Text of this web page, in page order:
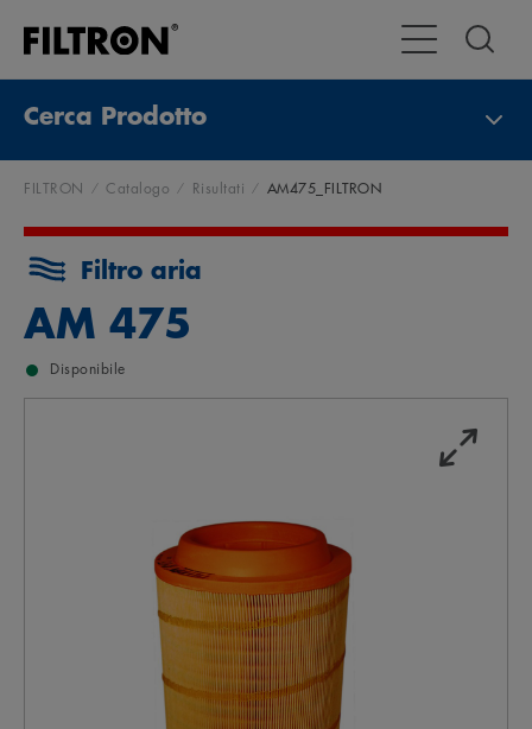
Attiva/disattiva
Cerca Prodotto
FILTRON Catalogo Risultati AM475_FILTRON
Filtro aria
AM 475
Disponibile